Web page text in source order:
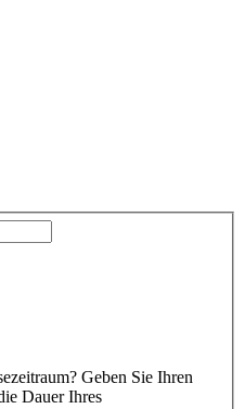
Geben Sie Ihren
Dauer Ihres